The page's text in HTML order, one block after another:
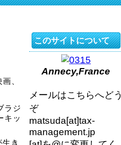
、
ラジ
キッ
き
このサイトについて
Annecy,France
メールはこちらへどう
ぞ
matsuda[at]tax-
management.jp